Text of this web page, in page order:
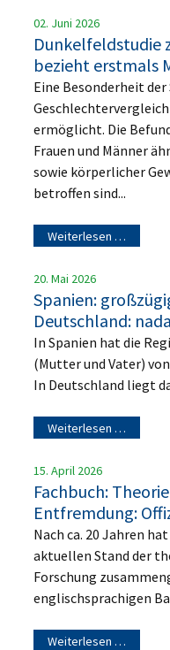
02. Juni 2026
Dunkelfeldstudie
bezieht erstmals
Eine Besonderheit der
ermöglicht. Die
Frauen und Männer
sowie körperlicher
betroffen sind...
Weiterlesen …
20. Mai 2026
Spanien:
Deutschland: nada
In Spanien hat die
(Mutter und Vater)
In Deutschland liegt
Weiterlesen …
15. April 2026
Fachbuch:
Entfremdung:
Nach ca. 20 Jahren
aktuellen Stand der
Forschung
englischsprachigen
Weiterlesen …